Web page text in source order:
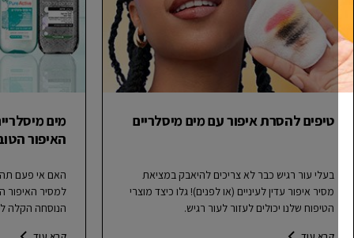
טיפים להסרת איפור עם מים מיסלריים
בעלי עור רגיש כבר לא צריכים להיאבק במציאת
מסיר איפור עדין לעיניים (או לפנים)! גלו כיצד מוצרי
הטיפוח שלנו יכולים לעזור לעור רגיש.
מים
האיפור הטוב
האם אי פעם
למסיר האיפור
הנוסחה הקלה